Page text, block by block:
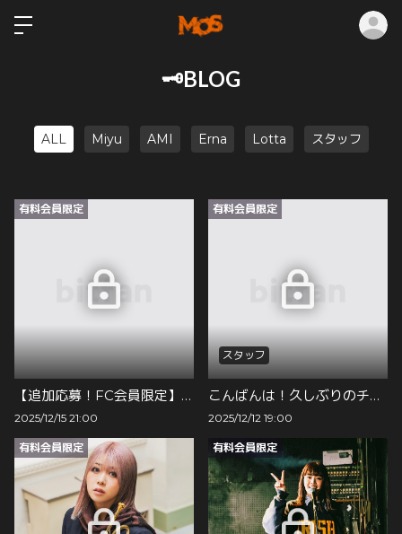
🗝️BLOG
ALL Miyu AMI Erna Lotta スタッフ
有料会員限定
【追加応募！FC会員限定】12/27 阿部野ROCK TOWNにて開催する大忘年会申込URLを公開👀
2025/12/15 21:00
有料会員限定
スタッフ
こんばんは！久しぶりのチェルです！
2025/12/12 19:00
有料会員限定 有料会員限定